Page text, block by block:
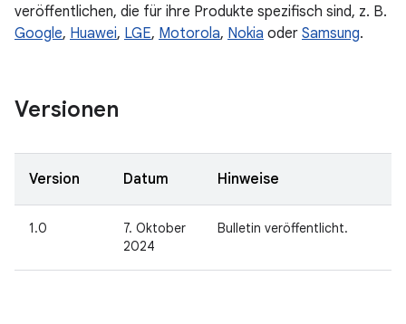
veröffentlichen, die für ihre Produkte spezifisch sind, z. B.
Google, Huawei, LGE, Motorola, Nokia oder Samsung.
Versionen
Version Datum Hinweise
1.0
7. Oktober
2024
Bulletin veröffentlicht.